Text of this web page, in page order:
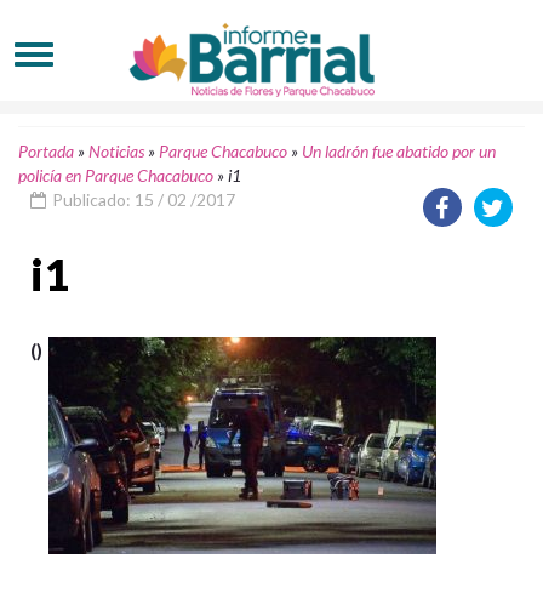
Portada »Noticias » Parque Chacabuco » Un ladrón fue abatido por un
policía en Parque Chacabuco »i1
Publicado: 15 / 02 /2017
i1
()